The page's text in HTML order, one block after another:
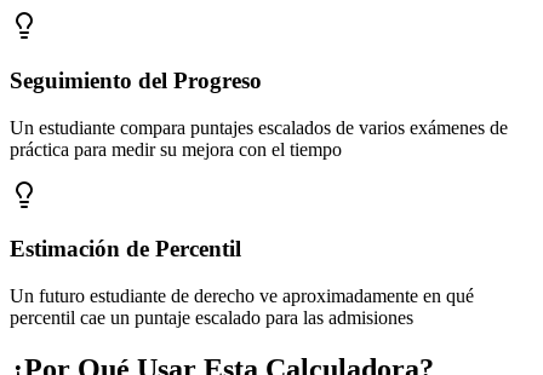
Seguimiento del Progreso
Un estudiante compara puntajes escalados de varios exámenes de
práctica para medir su mejora con el tiempo
Estimación de Percentil
Un futuro estudiante de derecho ve aproximadamente en qué
percentil cae un puntaje escalado para las admisiones